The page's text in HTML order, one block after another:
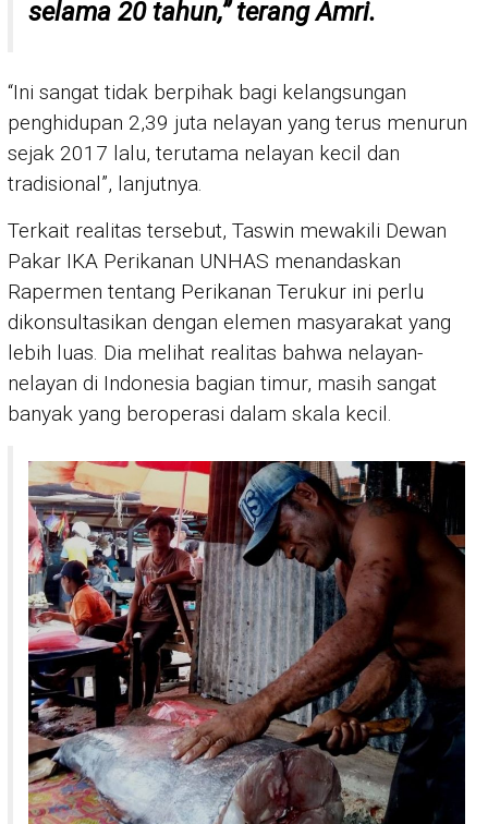
selama 20 tahun,” terang Amri.
“Ini sangat tidak berpihak bagi kelangsungan
penghidupan 2,39 juta nelayan yang terus menurun
sejak 2017 lalu, terutama nelayan kecil dan
tradisional”, lanjutnya.
Terkait realitas tersebut, Taswin mewakili Dewan
Pakar IKA Perikanan UNHAS menandaskan
Rapermen tentang Perikanan Terukur ini perlu
dikonsultasikan dengan elemen masyarakat yang
lebih luas. Dia melihat realitas bahwa nelayan-
nelayan di Indonesia bagian timur, masih sangat
banyak yang beroperasi dalam skala kecil.